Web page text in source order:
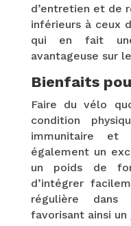
d’entretien et de
inférieurs à ceux
qui en fait
avantageuse sur
Bienfaits
Faire du vélo
condition
immunitaire et
également un
un poids de
d’intégrer
régulière dans
favorisant ainsi un